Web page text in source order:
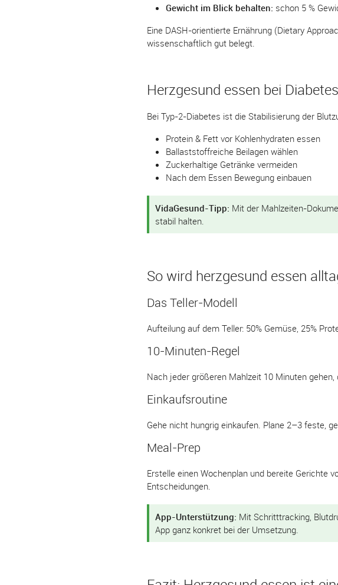
Gewicht im Blick behalten: schon 5 %
Eine DASH-orientierte Ernährung (Dietary
wissenschaftlich gut belegt.
Herzgesund essen bei Diabetes
Bei Typ-2-Diabetes ist die Stabilisierung der
Protein & Fett vor Kohlenhydraten essen
Ballaststoffreiche Beilagen wählen
Zuckerhaltige Getränke vermeiden
Nach dem Essen Bewegung einbauen
VidaGesund-Tipp: Mit der Mahlzeiten-
stabil halten.
So wird herzgesund essen
Das Teller-Modell
Aufteilung auf dem Teller: 50% Gemüse, 25%
10-Minuten-Regel
Nach jeder größeren Mahlzeit 10 Minuten
Einkaufsroutine
Gehe nicht hungrig einkaufen. Plane 2–3 feste,
Meal-Prep
Erstelle einen Wochenplan und bereite Gerichte
Entscheidungen.
App-Unterstützung: Mit Schritttracking,
App ganz konkret bei der Umsetzung.